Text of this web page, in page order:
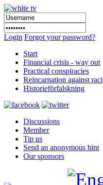
Login Forgot your password?
Start
Financial crisis - way out
Practical conspiracies
Reincarnation against
Historieförfalskning
Discussions
Member
Tip us
Send an anonymous hint
Our sponsors